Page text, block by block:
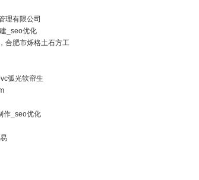
理有限公司
_seo优化
合肥市烁格土石方工
弧光软帘生
作_seo优化